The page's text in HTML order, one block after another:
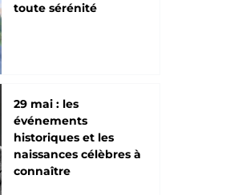
toute sérénité
29 mai : les
événements
historiques et les
naissances célèbres à
connaître